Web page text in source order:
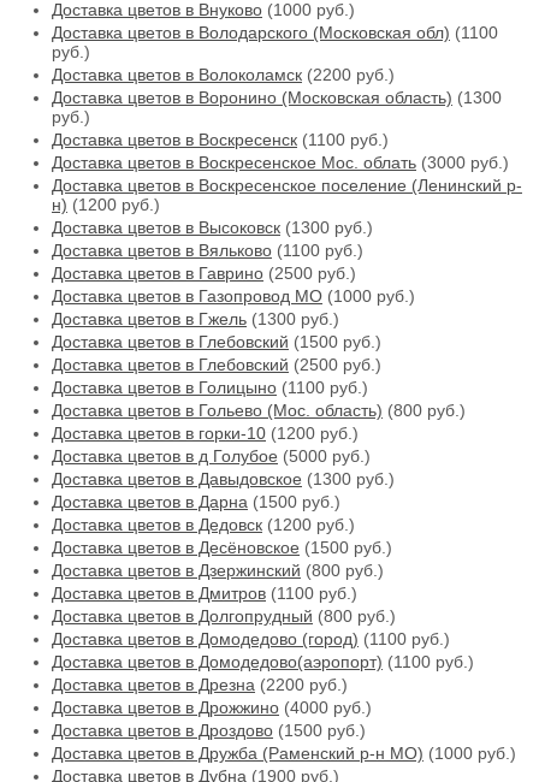
Доставка цветов в Внуково (1000 руб.)
Доставка цветов в Володарского (Московская обл) (1100
руб.)
Доставка цветов в Волоколамск (2200 руб.)
Доставка цветов в Воронино (Московская область) (1300
руб.)
Доставка цветов в Воскресенск (1100 руб.)
Доставка цветов в Воскресенское Мос. облать (3000 руб.)
Доставка цветов в Воскресенское поселение (Ленинский р-
н) (1200 руб.)
Доставка цветов в Высоковск (1300 руб.)
Доставка цветов в Вяльково (1100 руб.)
Доставка цветов в Гаврино (2500 руб.)
Доставка цветов в Газопровод МО (1000 руб.)
Доставка цветов в Гжель (1300 руб.)
Доставка цветов в Глебовский (1500 руб.)
Доставка цветов в Глебовский (2500 руб.)
Доставка цветов в Голицыно (1100 руб.)
Доставка цветов в Гольево (Мос. область) (800 руб.)
Доставка цветов в горки-10 (1200 руб.)
Доставка цветов в д Голубое (5000 руб.)
Доставка цветов в Давыдовское (1300 руб.)
Доставка цветов в Дарна (1500 руб.)
Доставка цветов в Дедовск (1200 руб.)
Доставка цветов в Десёновское (1500 руб.)
Доставка цветов в Дзержинский (800 руб.)
Доставка цветов в Дмитров (1100 руб.)
Доставка цветов в Долгопрудный (800 руб.)
Доставка цветов в Домодедово (город) (1100 руб.)
Доставка цветов в Домодедово(аэропорт) (1100 руб.)
Доставка цветов в Дрезна (2200 руб.)
Доставка цветов в Дрожжино (4000 руб.)
Доставка цветов в Дроздово (1500 руб.)
Доставка цветов в Дружба (Раменский р-н МО) (1000 руб.)
Доставка цветов в Дубна (1900 руб.)